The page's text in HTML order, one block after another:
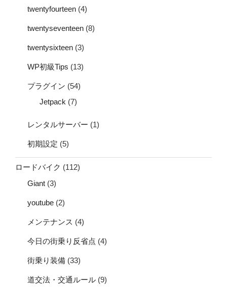
twentyfourteen (4)
twentyseventeen (8)
twentysixteen (3)
WP初級Tips (13)
プラグイン (54)
Jetpack (7)
レンタルサーバー (1)
初期設定 (5)
ロードバイク (112)
Giant (3)
youtube (2)
メンテナンス (4)
今日の街乗り反省点 (4)
街乗り装備 (33)
道交法・交通ルール (9)